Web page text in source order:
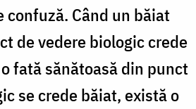
confuză. Când un băiat
de vedere biologic crede
fată sănătoasă din punct
se crede băiat, există o